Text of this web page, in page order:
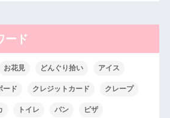
ード
お花見 どんぐり拾い アイス
ード クレジットカード クレープ
トイレ パン ピザ